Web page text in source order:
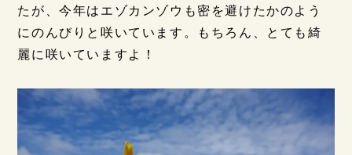
たが、今年はエゾカンゾウも密を避けたかのよう
にのんびりと咲いています。もちろん、とても綺
麗に咲いていますよ！